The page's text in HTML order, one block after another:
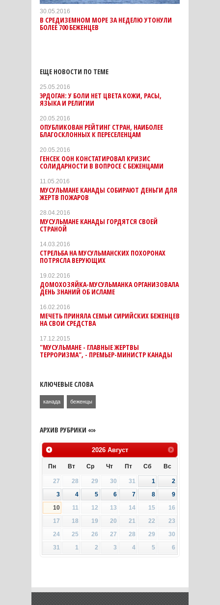
30.05.2016
В СРЕДИЗЕМНОМ МОРЕ ЗА НЕДЕЛЮ УТОНУЛИ
БОЛЕЕ 700 БЕЖЕНЦЕВ
ЕЩЕ НОВОСТИ ПО ТЕМЕ
25.05.2016
ЭРДОГАН: У БОЛИ НЕТ ЦВЕТА КОЖИ, РАСЫ,
ЯЗЫКА И РЕЛИГИИ
20.05.2016
ОПУБЛИКОВАН РЕЙТИНГ СТРАН, НАИБОЛЕЕ
БЛАГОСКЛОННЫХ К ПЕРЕСЕЛЕНЦАМ
20.05.2016
ГЕНСЕК ООН КОНСТАТИРОВАЛ КРИЗИС
СОЛИДАРНОСТИ В ВОПРОСЕ С БЕЖЕНЦАМИ
11.05.2016
МУСУЛЬМАНЕ КАНАДЫ СОБИРАЮТ ДЕНЬГИ ДЛЯ
ЖЕРТВ ПОЖАРОВ
28.04.2016
МУСУЛЬМАНЕ КАНАДЫ ГОРДЯТСЯ СВОЕЙ
СТРАНОЙ
14.03.2016
СТРЕЛЬБА НА МУСУЛЬМАНСКИХ ПОХОРОНАХ
ПОТРЯСЛА ВЕРУЮЩИХ
19.02.2016
ДОМОХОЗЯЙКА-МУСУЛЬМАНКА ОРГАНИЗОВАЛА
ДЕНЬ ЗНАНИЙ ОБ ИСЛАМЕ
16.02.2016
МЕЧЕТЬ ПРИНЯЛА СЕМЬИ СИРИЙСКИХ БЕЖЕНЦЕВ
НА СВОИ СРЕДСТВА
17.12.2015
"МУСУЛЬМАНЕ - ГЛАВНЫЕ ЖЕРТВЫ
ТЕРРОРИЗМА", - ПРЕМЬЕР-МИНИСТР КАНАДЫ
КЛЮЧЕВЫЕ СЛОВА
канада беженцы
АРХИВ РУБРИКИ «»
2026 Август
Пн Вт Ср Чт Пт Сб Вс
27 28 29 30 31 1
2
3
4 5 6 7 8
9
10
11 12 13 14 15
16
17
18 19 20 21 22
23
24
25 26 27 28 29
30
31
1 2 3 4 5 6